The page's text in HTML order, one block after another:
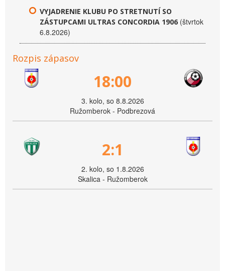
VYJADRENIE KLUBU PO STRETNUTÍ SO
ZÁSTUPCAMI ULTRAS CONCORDIA 1906 (štvrtok
6.8.2026)
Rozpis zápasov
18:00
3. kolo, so 8.8.2026
Ružomberok - Podbrezová
2:1
2. kolo, so 1.8.2026
Skalica - Ružomberok